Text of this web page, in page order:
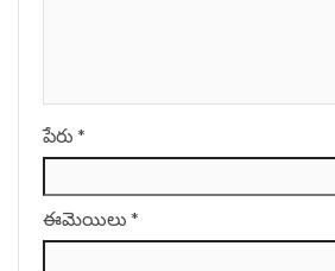
పేరు *
ఈమెయిలు *